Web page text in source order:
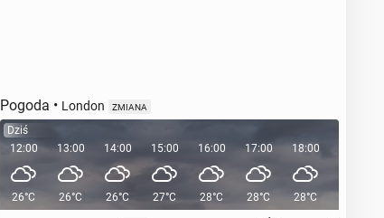
Pogoda • London ZMIANA
Dziś
12:00
26°C
13:00
26°C
14:00
26°C
15:00
27°C
16:00
28°C
17:00
28°C
18:00
28°C